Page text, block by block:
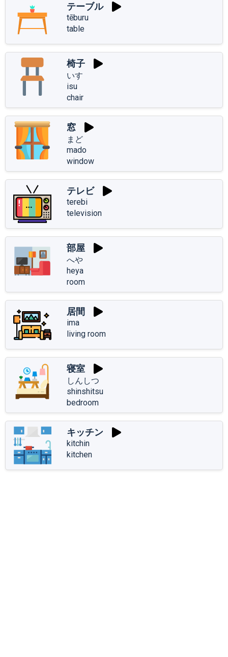
テーブル
tēburu
table
椅子
いす
isu
chair
窓
まど
mado
window
テレビ
terebi
television
部屋
へや
heya
room
居間
ima
living room
寝室
しんしつ
shinshitsu
bedroom
キッチン
kitchin
kitchen